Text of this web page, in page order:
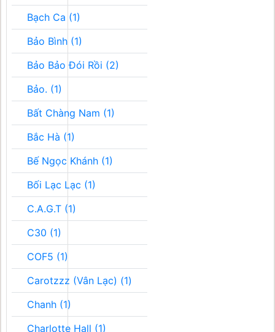
Bạch Ca (1)
Bảo Bình (1)
Bảo Bảo Đói Rồi (2)
Bảo. (1)
Bất Chàng Nam (1)
Bắc Hà (1)
Bế Ngọc Khánh (1)
Bối Lạc Lạc (1)
C.A.G.T (1)
C30 (1)
COF5 (1)
Carotzzz (Vân Lạc) (1)
Chanh (1)
Charlotte Hall (1)